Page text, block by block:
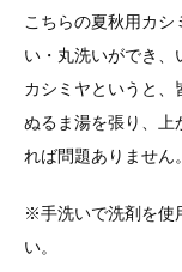
こちらの夏秋用カ
い・丸洗いができ、
カシミヤというと、
ぬるま湯を張り、上
れば問題ありません。
※手洗いで洗剤を使
い。